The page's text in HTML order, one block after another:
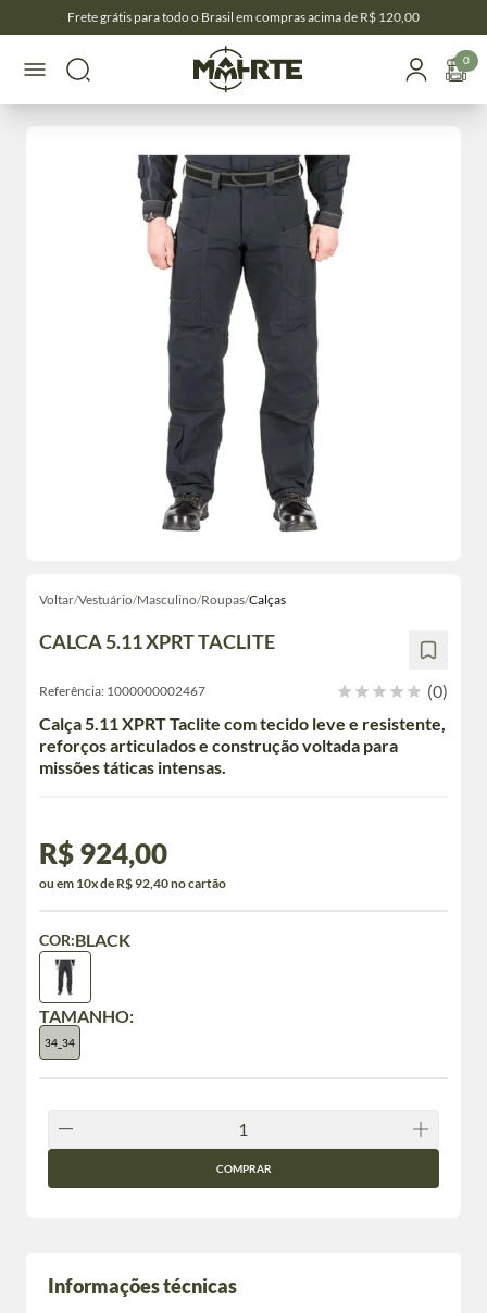
Frete grátis para todo o Brasil em compras acima de R$ 120,00
0
Voltar/Vestuário/Masculino/Roupas/Calças
CALCA 5.11 XPRT TACLITE
Referência: 1000000002467
(0)
Calça 5.11 XPRT Taclite com tecido leve e resistente,
reforços articulados e construção voltada para
missões táticas intensas.
R$ 924,00
ou em 10x de R$ 92,40 no cartão
TAMANHO:
34_34
COR:BLACK
COMPRAR
Informações técnicas